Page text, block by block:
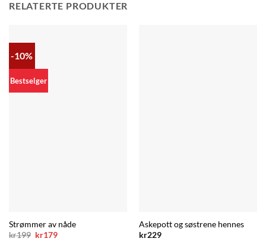
RELATERTE PRODUKTER
-10%
Bestselger
Strømmer av nåde
kr199 Opprinnelig
kr179Nåværende
Askepott og søstrene hennes
kr229